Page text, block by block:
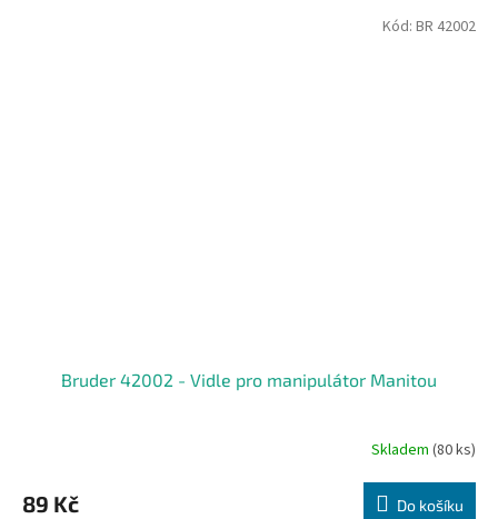
Bruder 42002 - Vidle pro manipulátor Manitou
Skladem (80 ks)
89 Kč Do košíku
Kód: BR 42002